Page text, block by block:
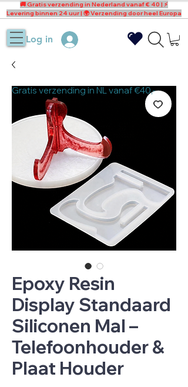
Log in
🚚 Gratis verzending in Nederland vanaf € 40 | ⚡
Levering binnen 24 uur | 🌍 Verzending door heel Europa
Epoxy Resin
Display Standaard
Siliconen Mal –
Telefoonhouder &
Plaat Houder
Gratis verzending in NL vanaf €40,-